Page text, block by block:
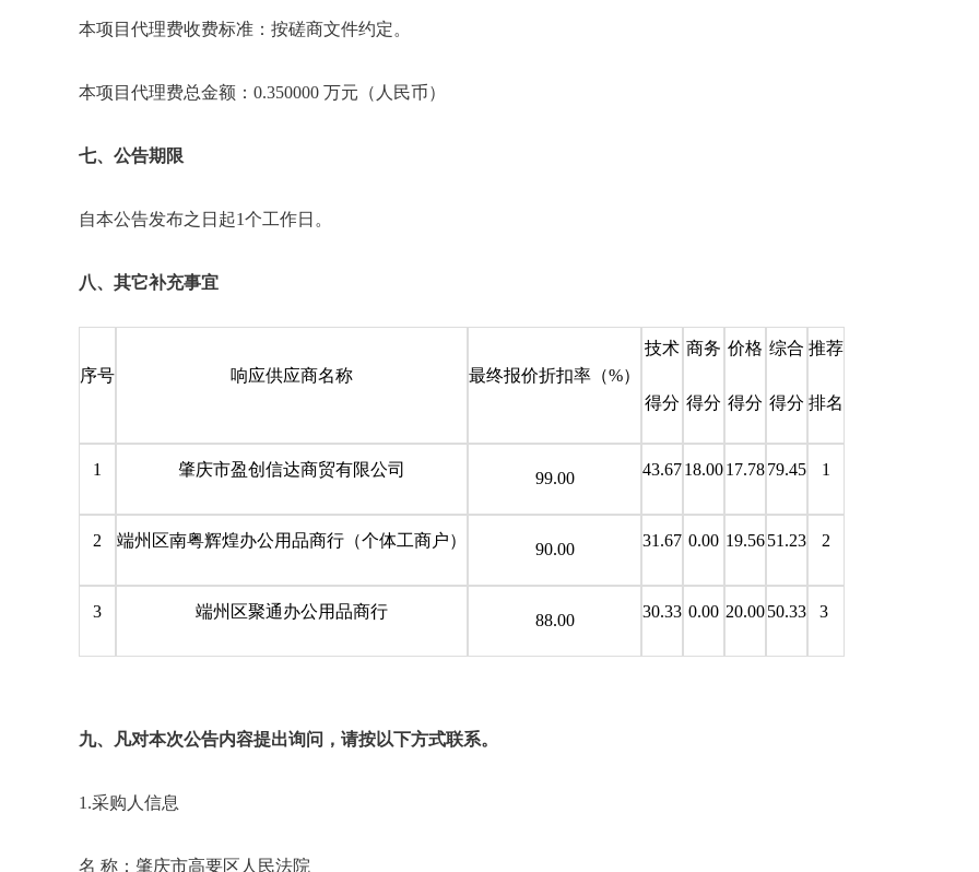
本项目代理费收费标准：按磋商文件约定。
本项目代理费总金额：0.350000 万元（人民币）
七、公告期限
自本公告发布之日起1个工作日。
八、其它补充事宜
序号 响应供应商名称 最终报价折扣率（%）
技术
得分
商务
得分
价格
得分
综合
得分
推荐
排名
1 肇庆市盈创信达商贸有限公司 99.00 43.6718.0017.7879.45 1
2 端州区南粤辉煌办公用品商行（个体工商户） 90.00 31.67 0.00 19.5651.23 2
3 端州区聚通办公用品商行 88.00 30.33 0.00 20.0050.33 3
九、凡对本次公告内容提出询问，请按以下方式联系。
1.采购人信息
名 称：肇庆市高要区人民法院